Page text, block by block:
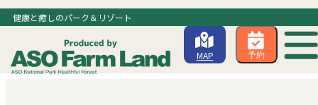
健康と癒しのパーク＆リゾート
MAP 予約